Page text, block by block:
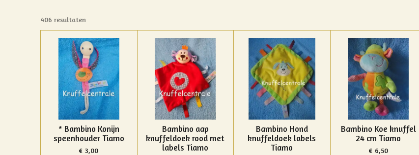
406 resultaten
* Bambino Konijn
speenhouder Tiamo
€ 3,00
Bambino aap
knuffeldoek rood met
labels Tiamo
Bambino Hond
knuffeldoek labels
Tiamo
Bambino Koe knuffel
24 cm Tiamo
€ 6,50